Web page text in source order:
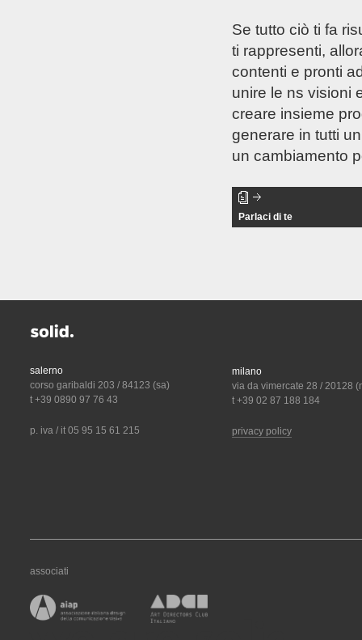
Se tutto ciò ti fa
ti rappresenti,
contenti e pronti
unire le ns visioni
creare insieme
generare in tutti
un cambiamento
Parlaci di te
salerno
corso garibaldi 203 / 84123 (sa)
t +39 0890 97 76 43
p. iva / it 05 95 15 61 215
milano
via da vimercate 28 / 20128
t +39 02 87 188 184
privacy policy
associati